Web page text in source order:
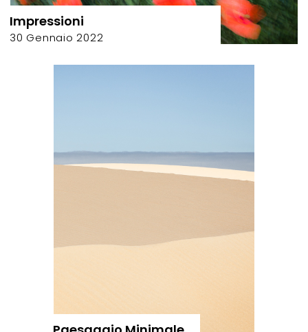
Impressioni
30 Gennaio 2022